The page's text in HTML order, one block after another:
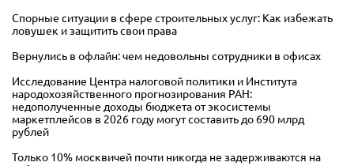
Спорные ситуации в сфере строительных услуг: Как избежать
ловушек и защитить свои права
Вернулись в офлайн: чем недовольны сотрудники в офисах
Исследование Центра налоговой политики и Института
народохозяйственного прогнозирования РАН:
недополученные доходы бюджета от экосистемы
маркетплейсов в 2026 году могут составить до 690 млрд
рублей
Только 10% москвичей почти никогда не задерживаются на